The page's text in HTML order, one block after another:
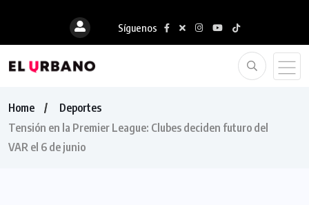
Síguenos
Home
Deportes
Tensión en la Premier League: Clubes deciden futuro del
VAR el 6 de junio